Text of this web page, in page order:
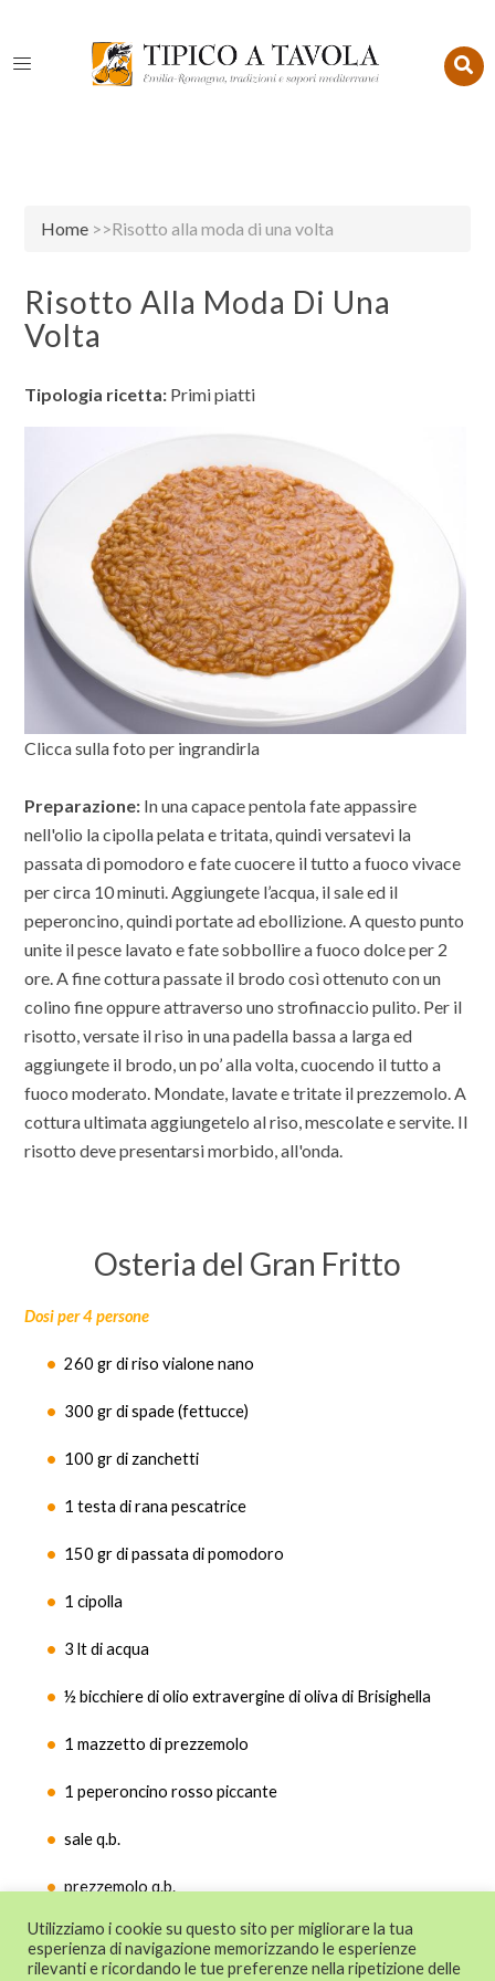
Home >>Risotto alla moda di una volta
Clicca sulla foto per ingrandirla
Risotto Alla Moda Di Una
Volta
Tipologia ricetta: Primi piatti
Preparazione: In una capace pentola fate appassire
nell'olio la cipolla pelata e tritata, quindi versatevi la
passata di pomodoro e fate cuocere il tutto a fuoco vivace
per circa 10 minuti. Aggiungete l’acqua, il sale ed il
peperoncino, quindi portate ad ebollizione. A questo punto
unite il pesce lavato e fate sobbollire a fuoco dolce per 2
ore. A fine cottura passate il brodo così ottenuto con un
colino fine oppure attraverso uno strofinaccio pulito. Per il
risotto, versate il riso in una padella bassa a larga ed
aggiungete il brodo, un po’ alla volta, cuocendo il tutto a
fuoco moderato. Mondate, lavate e tritate il prezzemolo. A
cottura ultimata aggiungetelo al riso, mescolate e servite. Il
risotto deve presentarsi morbido, all'onda.
Osteria del Gran Fritto
Dosi per 4 persone
260 gr di riso vialone nano
300 gr di spade (fettucce)
100 gr di zanchetti
1 testa di rana pescatrice
150 gr di passata di pomodoro
1 cipolla
3 lt di acqua
½ bicchiere di olio extravergine di oliva di Brisighella
1 mazzetto di prezzemolo
1 peperoncino rosso piccante
sale q.b.
prezzemolo q.b.
© 2024 CAT - Centro di Assistenza Tecnica
Utilizziamo i cookie su questo sito per migliorare la tua
esperienza di navigazione memorizzando le esperienze
rilevanti e ricordando le tue preferenze nella ripetizione delle